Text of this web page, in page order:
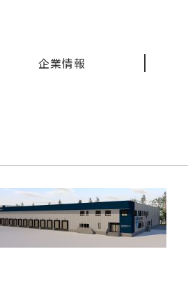
企業情報